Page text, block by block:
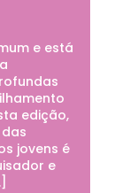
e está
edição,
jovens é
e